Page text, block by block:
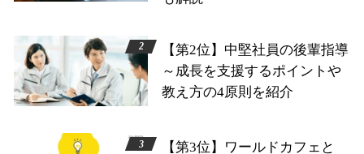
【第2位】中堅社員の後輩指導
～成長を支援するポイントや
教え方の4原則を紹介
【第3位】ワールドカフェと